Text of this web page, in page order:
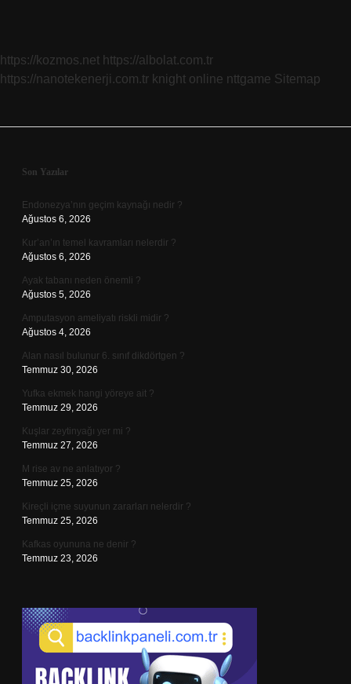
https://kozmos.net https://albolat.com.tr
https://nanotekenerji.com.tr knight online nttgame Sitemap
Sidebar
Son Yazılar
Endonezya’nın geçim kaynağı nedir ?
Ağustos 6, 2026
Kur’an’ın temel kavramları nelerdir ?
Ağustos 6, 2026
Ayak tabanı neden önemli ?
Ağustos 5, 2026
Amputasyon ameliyatı riskli midir ?
Ağustos 4, 2026
Alan nasıl bulunur 6. sınıf dikdörtgen ?
Temmuz 30, 2026
Yufka ekmek hangi yöreye ait ?
Temmuz 29, 2026
Kuşlar zeytinyağı yer mi ?
Temmuz 27, 2026
M rise av ne anlatıyor ?
Temmuz 25, 2026
Kireçli içme suyunun zararları nelerdir ?
Temmuz 25, 2026
Kafkas oyununa ne denir ?
Temmuz 23, 2026